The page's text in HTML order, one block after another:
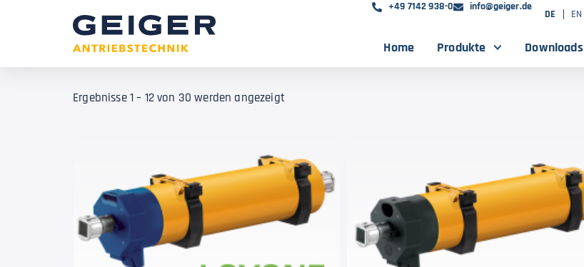
+49 7142 938-0 info@geiger.de
DE EN
Home Produkte Downloads
Ergebnisse 1 – 12 von 30 werden angezeigt